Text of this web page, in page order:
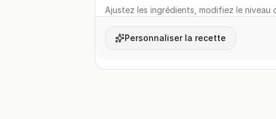
Ajustez les ingrédients, modifiez le
Personnaliser la recette